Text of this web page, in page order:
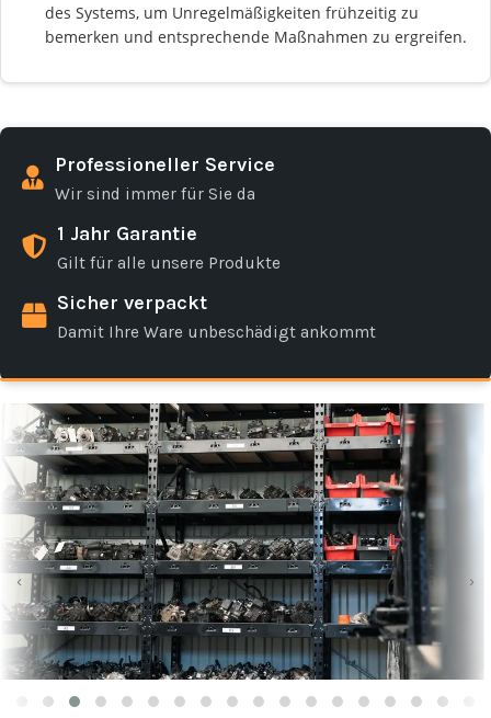
des Systems, um Unregelmäßigkeiten frühzeitig zu
bemerken und entsprechende Maßnahmen zu ergreifen.
Professioneller Service
Wir sind immer für Sie da
1 Jahr Garantie
Gilt für alle unsere Produkte
Sicher verpackt
Damit Ihre Ware unbeschädigt ankommt
‹ ›